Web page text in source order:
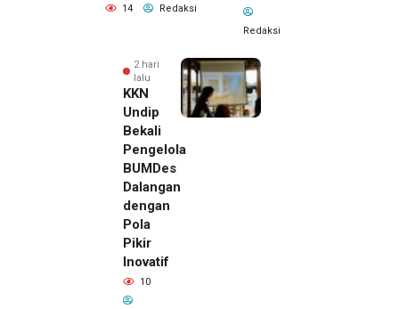
14 Redaksi
Redaksi
2 hari
lalu
KKN
Undip
Bekali
Pengelola
BUMDes
Dalangan
dengan
Pola
Pikir
Inovatif
10